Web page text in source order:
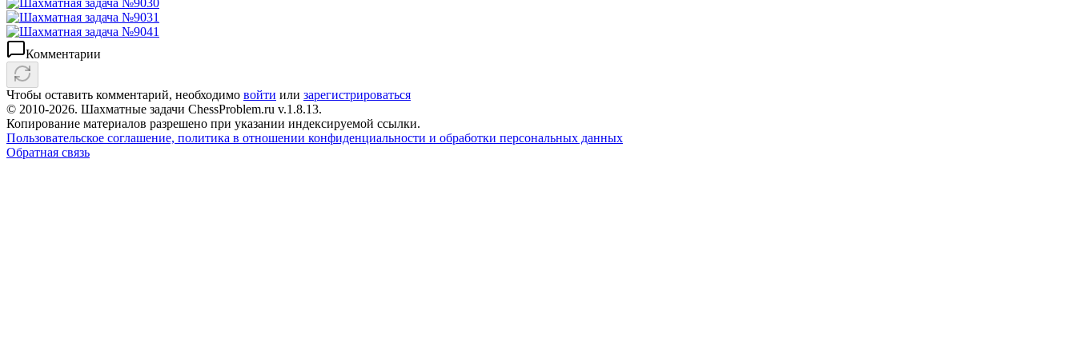
Комментарии
Чтобы оставить комментарий, необходимо войти или зарегистрироваться
© 2010-2026. Шахматные задачи ChessProblem.ru v.1.8.13.
Копирование материалов разрешено при указании индексируемой ссылки.
Пользовательское соглашение, политика в отношении конфиденциальности и обработки персональных данных
Обратная связь